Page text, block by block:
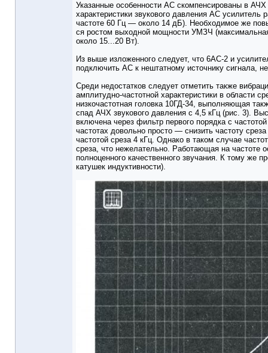
Указанные особенности АС скомпенсированы в
характеристики звукового давления АС
частоте 60 Гц — около 14 дБ). Необходимое же
ся ростом выходной мощности УМЗЧ
около 15...20 Вт).
Из выше изложенного следует, что 6АС-2 и
подключить АС к нештатному источнику сигнала,
Среди недостатков следует отметить также
амплитудно-частотной характеристики в области
низкочастотная головка 10ГД-34, выполняющая
спад АЧХ звукового давления с 4,5 кГц (рис. 3).
включена через фильтр первого порядка с
частотах довольно просто — снизить частоту
частотой среза 4 кГц. Однако в таком случае
среза, что нежелательно. Работающая на частоте
полноценного качественного звучания. К тому же
катушек индуктивности).